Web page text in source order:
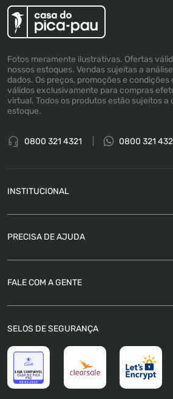
Fotos meramente ilustrativas. Ofertas
nossos estoques. Vendas sujeitas a
dados. Os preços, promoções e condições
válidos exclusivamente para compras
virtual. Todos os produtos estão sujeitos a
estoque.
0800 321 4321 0800 321
INSTITUCIONAL
PRECISA DE AJUDA
FAQ
Trocas e Devoluções
Política de Pagamento
Política de Privacidade
FALE COM A GENTE
SELOS DE SEGURANÇA